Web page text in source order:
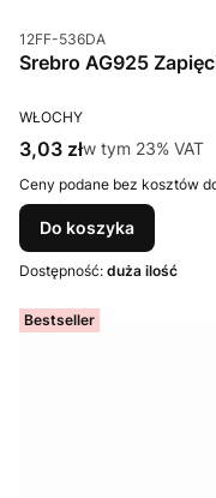
Kod produktu
12FF-536DA
Srebro AG925
PRODUCENT
WŁOCHY
Cena brutto
3,03 złw tym %s VAT
w tym 23% VAT
Ceny podane bez kosztów
Do koszyka
Dostępność: duża ilość
Bestseller